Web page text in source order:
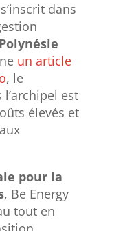
dans
un article
, le
est
élevés et
pour la
, Be Energy
tout en